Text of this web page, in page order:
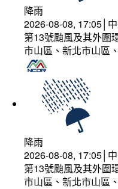
降雨
2026-08-08, 17:05│
第13號颱風及其外圍
市山區、新北市山區
降雨
2026-08-08, 17:05│
第13號颱風及其外圍
市山區、新北市山區